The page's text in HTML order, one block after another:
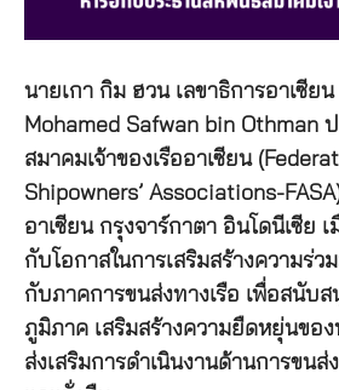
นายเกา กิม ฮวน เลขาธิการอาเซีย
Mohamed Safwan bin Othman
สมาคมเจ้าของเรืออาเซียน
Shipowners’ Associations-
อาเซียน กรุงจาร์กาตา อินโดนีเซีย เ
กับโอกาสในการเสริมสร้างความร่ว
กับภาคการขนส่งทางเรือ เพื่อสนับส
ภูมิภาค เสริมสร้างความยืดหยุ่นขอ
ส่งเสริมการดำเนินงานด้านการขน